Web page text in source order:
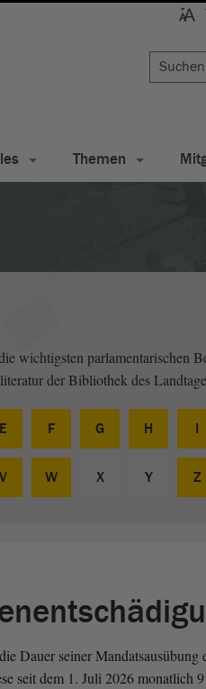
Themen
wichtigsten
der Bibliothek des
E F G H I
V W X Y Z
Dauer seiner
seit dem 1. Juli 2026 monatlich